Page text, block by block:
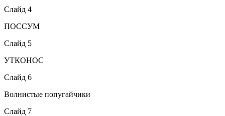
Слайд 4
ПОССУМ
Слайд 5
УТКОНОС
Слайд 6
Волнистые попугайчики
Слайд 7